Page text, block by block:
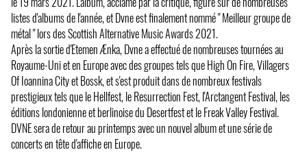
listes d'albums de l'année, et Dvne est finalement nommé " Meilleur groupe de
métal " lors des Scottish Alternative Music Awards 2021.
Après la sortie d'Etemen Ænka, Dvne a effectué de nombreuses tournées au
Royaume-Uni et en Europe avec des groupes tels que High On Fire, Villagers
Of Ioannina City et Bossk, et s'est produit dans de nombreux festivals
prestigieux tels que le Hellfest, le Resurrection Fest, l'Arctangent Festival, les
éditions londonienne et berlinoise du Desertfest et le Freak Valley Festival.
DVNE sera de retour au printemps avec un nouvel album et une série de
concerts en tête d'affiche en Europe.